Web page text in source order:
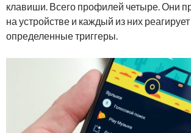
клавиши. Всего профилей четыре. Они
на устройстве и каждый из них
определенные триггеры.